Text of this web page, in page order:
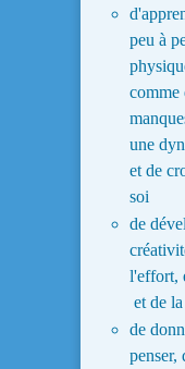
peu à
comme
une
et de
soi
de
l'effort,
et de
de
penser,